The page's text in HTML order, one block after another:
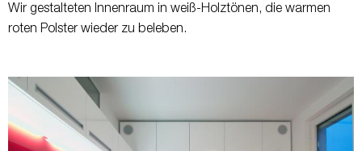
Wir gestalteten Innenraum in weiß-Holztönen, die warmen
roten Polster wieder zu beleben.